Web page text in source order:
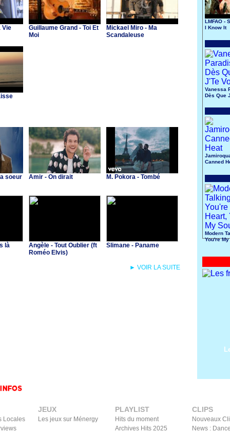
Vie
Guillaume Grand - Toi Et
Moi
Mickael Miro - Ma
Scandaleuse
soeur Amir - On dirait M. Pokora - Tombé
là
Angèle - Tout Oublier (ft
Roméo Elvis)
Slimane - Paname
► VOIR LA SUITE
LMFAO -
I Know It
Vanessa
Dès Que
Canned
Modern
You're
Locales
JEUX
Les jeux sur Ménergy
PLAYLIST
Hits du moment
Archives Hits 2025
CLIPS
Nouveaux
News :